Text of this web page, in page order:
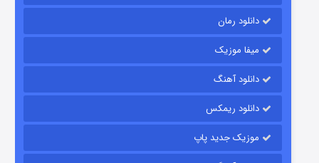
قسمت
دانلود رمان
میفا موزیک
دانلود آهنگ
دانلود ریمکس
موزیک جدید پاپ